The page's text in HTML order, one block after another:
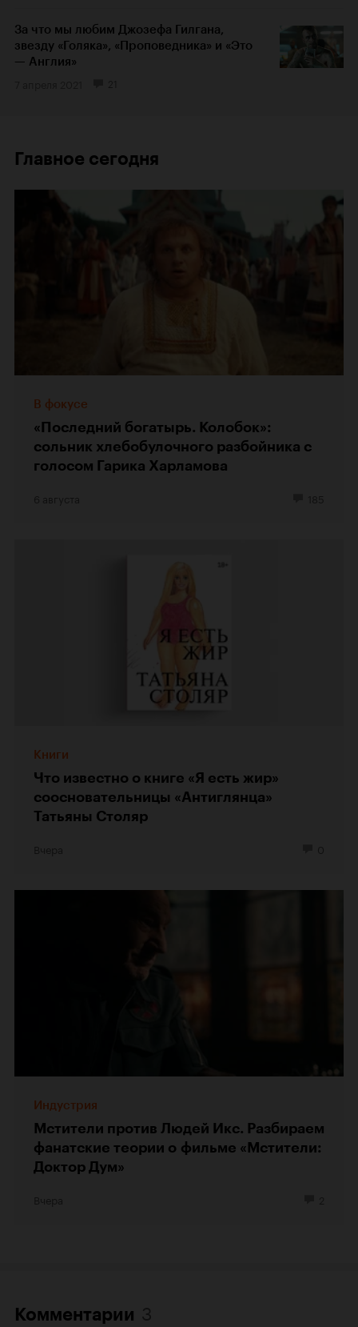
За что мы любим Джозефа Гилгана,
звезду «Голяка», «Проповедника» и «Это
— Англия»
Главное сегодня
В фокусе
«Последний богатырь. Колобок»:
сольник хлебобулочного разбойника с
голосом Гарика Харламова
Книги
Что известно о книге «Я есть жир»
соосновательницы «Антиглянца»
Татьяны Столяр
Индустрия
Мстители против Людей Икс. Разбираем
фанатские теории о фильме «Мстители:
Доктор Дум»
Комментарии